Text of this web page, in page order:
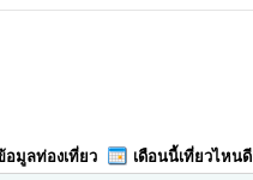
อมูลท่องเที่ยว เดือนนี้เที่ยวไหนดี